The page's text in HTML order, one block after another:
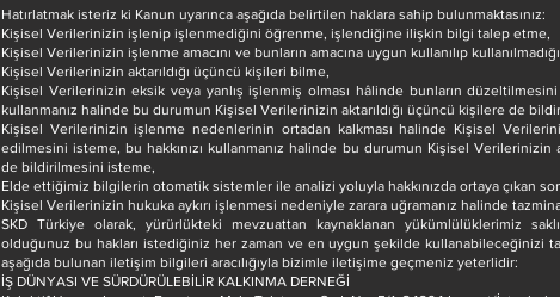
Hatırlatmak isteriz ki Kanun uyarınca aşağıda belirtilen haklara sahip bulunmaktasınız:
Kişisel Verilerinizin işlenip işlenmediğini öğrenme, işlendiğine ilişkin bilgi talep etme,
Kişisel Verilerinizin işlenme amacını ve bunların amacına uygun kullanılıp
Kişisel Verilerinizin aktarıldığı üçüncü kişileri bilme,
Kişisel Verilerinizin eksik veya yanlış işlenmiş olması hâlinde bunların düzeltilmesini
kullanmanız halinde bu durumun Kişisel Verilerinizin aktarıldığı üçüncü kişilere de
Kişisel Verilerinizin işlenme nedenlerinin ortadan kalkması halinde Kişisel
edilmesini isteme, bu hakkınızı kullanmanız halinde bu durumun Kişisel Verilerinizin
de bildirilmesini isteme,
Elde ettiğimiz bilgilerin otomatik sistemler ile analizi yoluyla hakkınızda ortaya çıkan
Kişisel Verilerinizin hukuka aykırı işlenmesi nedeniyle zarara uğramanız halinde
SKD Türkiye olarak, yürürlükteki mevzuattan kaynaklanan yükümlülüklerimiz
olduğunuz bu hakları istediğiniz her zaman ve en uygun şekilde kullanabileceğinizi
aşağıda bulunan iletişim bilgileri aracılığıyla bizimle iletişime geçmeniz yeterlidir:
İŞ DÜNYASI VE SÜRDÜRÜLEBİLİR KALKINMA DERNEĞİ